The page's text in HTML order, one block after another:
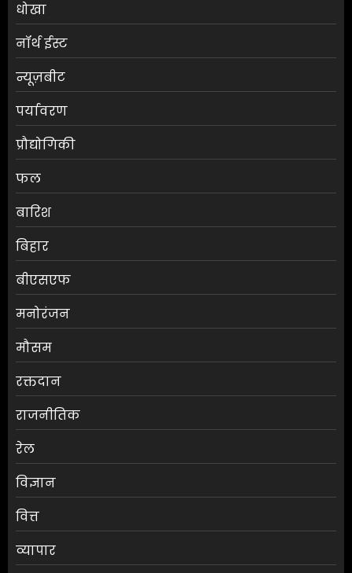
धोखा
नॉर्थ ईस्ट
न्यूज़बीट
पर्यावरण
प्रौद्योगिकी
फल
बारिश
बिहार
बीएसएफ
मनोरंजन
मौसम
रक्तदान
राजनीतिक
रेल
विज्ञान
वित्त
व्यापार
विजेता
4
कार्रवाई